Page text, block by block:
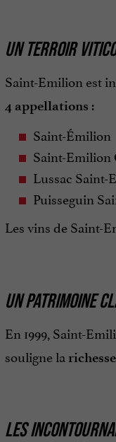
UN TERROIR
Saint-Emilion est
4 appellations :
Saint-Émilion
Saint-Emilion
Lussac Saint-
Puisseguin
Les vins de Saint-
UN PATRIMOINE
En 1999, Saint-
souligne la
LES